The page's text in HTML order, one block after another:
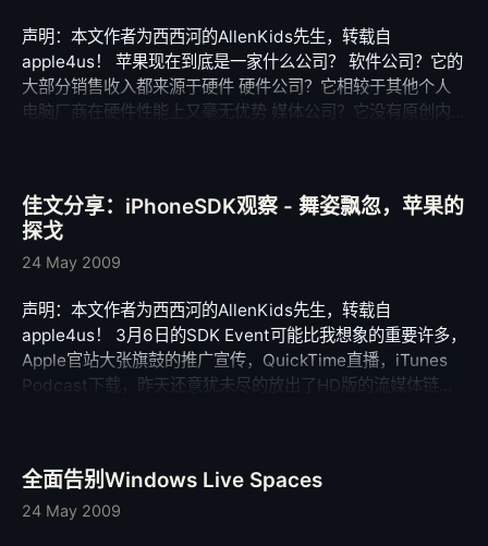
Skype的，就提供Windows、Mac OS X、Linux以及移动设
备之间方便、灵活、清晰、廉价的语音通话这一点我就已经十
分欣赏。 但是对于Skype贴出如此广告，我是比较难以接受
的。 也许和很多伟大的IT企业一样在中国都有”本地化”的痛
声明：本文作者为西西河的AllenKids先生，转载自
apple4us！ 苹果现在到底是一家什么公司？ 软件公司？它的
大部分销售收入都来源于硬件 硬件公司？它相较于其他个人
电脑厂商在硬件性能上又毫无优势 媒体公司？它没有原创内
果公司最受器重的青年猛将、iPhone软件部门的最高负责人
Scott Forstall的口中，我们亲耳听到了苹果对自己的最新定
义: Apple is a Platform Company 苹果是一家平台公司 Mac
是地位不可撼动的数字媒体平台，iPhone更是从一开始就毫
不掩饰成为手持终端最重要平台的野心——平台平台平台，有
什么稀罕？ 我要说Steve Jobs可能再次地以自己天才的直
觉，找到了Apple Inc.未来20年安身立命的所在，甚至可以说
用娱乐，从数字媒体到网络应用，Apple都竭力的挤入市场，
有些很显眼，有些 却不显山露水。而在各个世界都想掺一脚
的巨头不只Apple一个，甚至Apple在它们面前还显得相当弱
佳文分享：iPhoneSDK观察 - 舞姿飘忽，苹果的
探戈
24 May 2009
声明：本文作者为西西河的AllenKids先生，转载自
apple4us！ 3月6日的SDK Event可能比我想象的重要许多，
Apple官站大张旗鼓的推广宣传，QuickTime直播，iTunes
Podcast下载，昨天还意犹未尽的放出了HD版的流媒体链
制作精良，信息量也不错) 业界各大厂商也纷纷示好，甚至不
惜以热脸贴冷屁股(e.g. SUN)，PC游戏天神John Camark也
全面告别Windows Live Spaces
24 May 2009